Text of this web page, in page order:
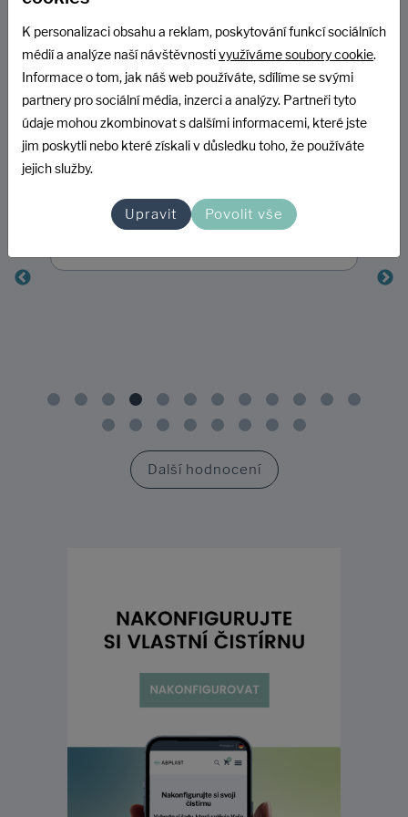
uživatelů, kteří u nás provedli nákup a
souhlasili se zasláním dotazníku
prostřednictvím systému Heureka.cz
Přidáno 07.03.2025
Rychlost, kvalita zboží, techn. podpora
Další hodnocení
K personalizaci obsahu a reklam, poskytování funkcí sociálních
médií a analýze naší návštěvnostivyužíváme soubory cookie.
Informace o tom, jak náš web používáte, sdílíme se svými
partnery pro sociální média, inzerci a analýzy. Partneři tyto
údaje mohou zkombinovat s dalšími informacemi, které jste
jim poskytli nebo které získali v důsledku toho, že používáte
jejich služby.
Upravit Povolit vše